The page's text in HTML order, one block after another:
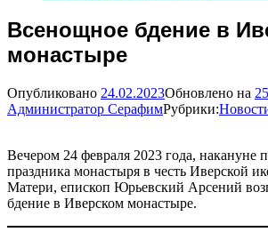
Всенощное бдение в
монастыре
Опубликовано 24.02.2023Обновлено на
Администратор СерафимРубрики:
Вечером 24 февраля 2023 года, накануне
праздника монастыря в честь Иверской
Матери, епископ Юрьевский Арсений
бдение в Иверском монастыре.